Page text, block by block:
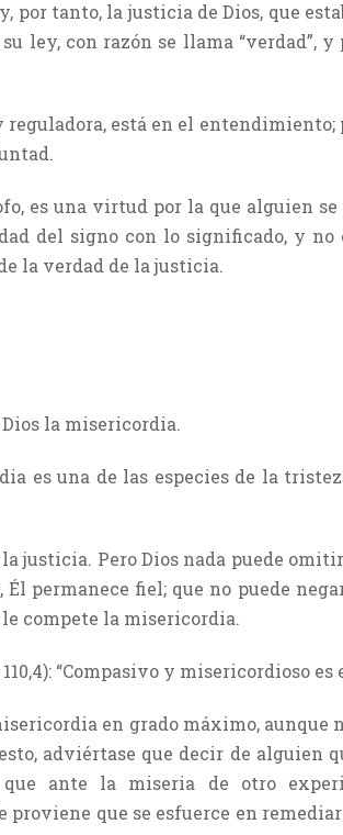
por tanto, la justicia de Dios, que
ley, con razón se llama “verdad”,
reguladora, está en el
es una virtud por la que alguien
del signo con lo significado, y
la verdad de la justicia.
la misericordia.
es una de las especies de la
justicia. Pero Dios nada puede
Él permanece fiel; que no puede
le compete la misericordia.
“Compasivo y misericordioso es
en grado máximo, aunque
adviértase que decir de alguien
que ante la miseria de otro
que se esfuerce en